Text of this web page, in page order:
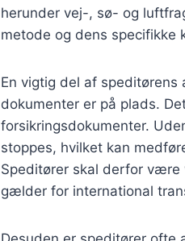
herunder vej-, sø- og
metode og dens specifikke
En vigtig del af
dokumenter er på plads.
forsikringsdokumenter.
stoppes, hvilket kan
Speditører skal derfor være
gælder for international